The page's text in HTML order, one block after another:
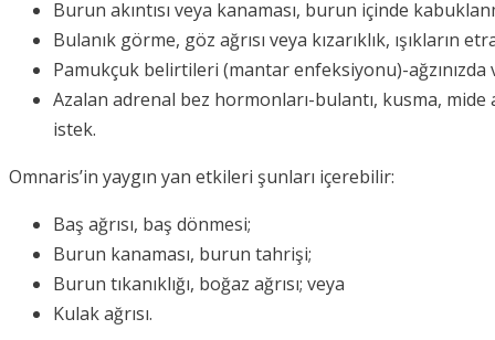
Burun akıntısı veya kanaması, burun içinde
Bulanık görme, göz ağrısı veya kızarıklık, ışıkların
Pamukçuk belirtileri (mantar enfeksiyonu)-ağzınızda
Azalan adrenal bez hormonları-bulantı, kusma, mide
istek.
Omnaris’in yaygın yan etkileri şunları içerebilir:
Baş ağrısı, baş dönmesi;
Burun kanaması, burun tahrişi;
Burun tıkanıklığı, boğaz ağrısı; veya
Kulak ağrısı.